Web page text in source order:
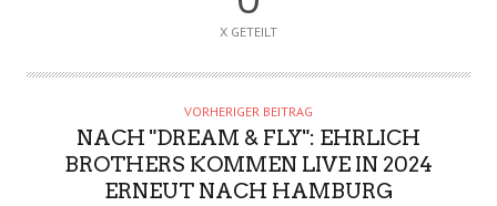
X GETEILT
VORHERIGER BEITRAG
NACH "DREAM & FLY": EHRLICH
BROTHERS KOMMEN LIVE IN 2024
ERNEUT NACH HAMBURG